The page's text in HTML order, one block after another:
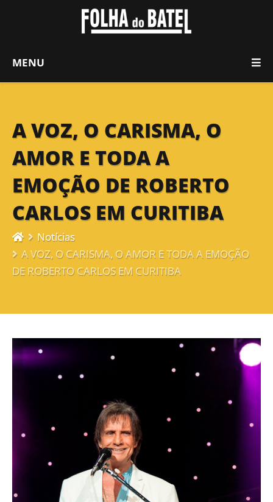
MENU
A VOZ, O CARISMA, O
AMOR E TODA A
EMOÇÃO DE ROBERTO
CARLOS EM CURITIBA
Notícias
A VOZ, O CARISMA, O AMOR E TODA A EMOÇÃO
DE ROBERTO CARLOS EM CURITIBA